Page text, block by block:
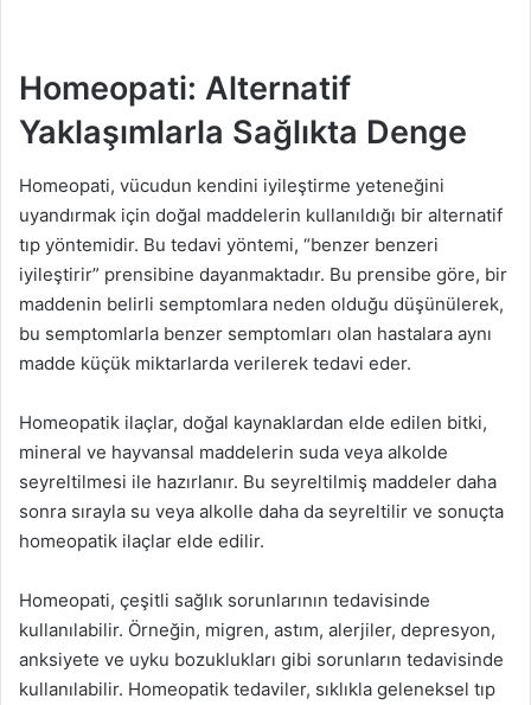
Homeopati: Alternatif
Yaklaşımlarla Sağlıkta Denge
Homeopati, vücudun kendini iyileştirme yeteneğini
uyandırmak için doğal maddelerin kullanıldığı bir alternatif
tıp yöntemidir. Bu tedavi yöntemi, “benzer benzeri
iyileştirir” prensibine dayanmaktadır. Bu prensibe göre, bir
maddenin belirli semptomlara neden olduğu düşünülerek,
bu semptomlarla benzer semptomları olan hastalara aynı
madde küçük miktarlarda verilerek tedavi eder.
Homeopatik ilaçlar, doğal kaynaklardan elde edilen bitki,
mineral ve hayvansal maddelerin suda veya alkolde
seyreltilmesi ile hazırlanır. Bu seyreltilmiş maddeler daha
sonra sırayla su veya alkolle daha da seyreltilir ve sonuçta
homeopatik ilaçlar elde edilir.
Homeopati, çeşitli sağlık sorunlarının tedavisinde
kullanılabilir. Örneğin, migren, astım, alerjiler, depresyon,
anksiyete ve uyku bozuklukları gibi sorunların tedavisinde
kullanılabilir. Homeopatik tedaviler, sıklıkla geleneksel tıp